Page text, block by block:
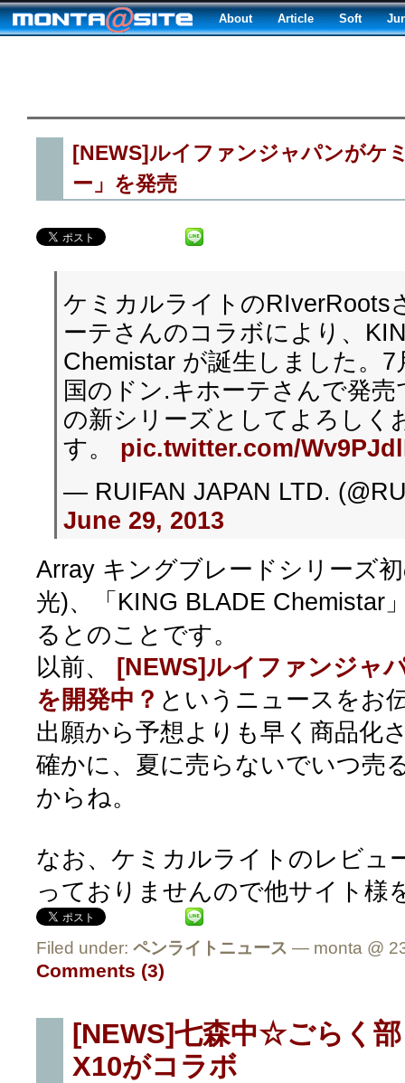
About Article Soft
[NEWS]ルイファンジャパンがケ
ー」を発売
ケミカルライトのRIverRoots
ーテさんのコラボにより、
Chemistar が誕生しました。7
国のドン.キホーテさんで発
の新シリーズとしてよろしく
す。 pic.twitter.com/
— RUIFAN JAPAN LTD.
June 29, 2013
Array キングブレードシリーズ
光)、「KING BLADE Chemistar
るとのことです。
以前、
[NEWS]ルイファンジャ
を開発中？ というニュースをお
出願から予想よりも早く商品化
確かに、夏に売らないでいつ売
からね。
なお、ケミカルライトのレビュ
っておりませんので他サイト様
Filed under: ペンライトニュース — monta @
Comments (3)
[NEWS]七森中☆ごらく
X10がコラボ